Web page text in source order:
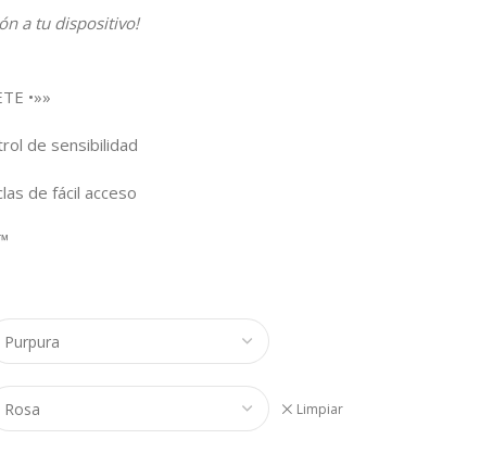
a tu dispositivo!
•»»
de sensibilidad
de fácil acceso
Limpiar